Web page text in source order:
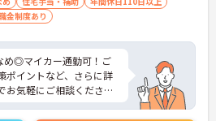
金制度あり
め◎マイカー通勤可！ご
ポイントなど、さらに詳
お気軽にご相談くださ